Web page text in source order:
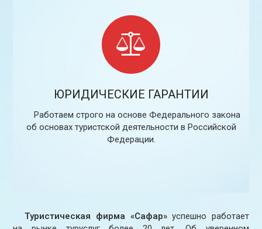
ЮРИДИЧЕСКИЕ ГАРАНТИИ
Работаем строго на основе Федерального закона
об основах туристской деятельности в Российской
Федерации.
Туристическая фирма «Сафар»успешно работает